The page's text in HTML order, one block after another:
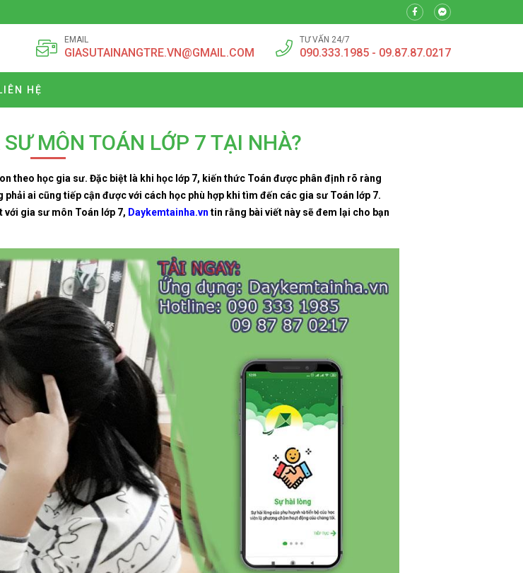
EMAIL
GIASUTAINANGTRE.VN@GMAIL.COM
TƯ VẤN 24/7
090.333.1985 - 09.87.87.0217
HỆ
MÔN TOÁN LỚP 7 TẠI NHÀ?
theo học gia sư. Đặc biệt là khi học lớp 7, kiến thức Toán được phân định rõ ràng
ai cũng tiếp cận được với cách học phù hợp khi tìm đến các gia sư Toán lớp 7.
với gia sư môn Toán lớp 7, Daykemtainha.vn tin rằng bài viết này sẽ đem lại cho bạn